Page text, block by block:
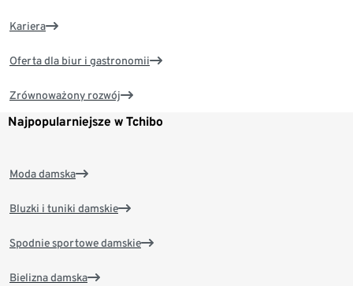
Kariera
Oferta dla biur i gastronomii
Zrównoważony rozwój
Najpopularniejsze w Tchibo
Moda damska
Bluzki i tuniki damskie
Spodnie sportowe damskie
Bielizna damska